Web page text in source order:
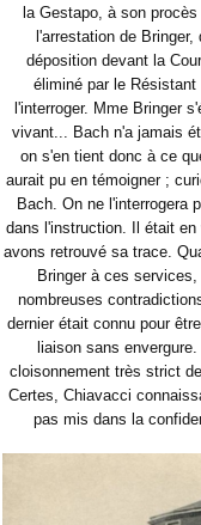
la Gestapo, à son
l'arrestation de
déposition devant la
éliminé par le
l'interroger. Mme Bringer
vivant... Bach n'a jamais
on s'en tient donc à ce
aurait pu en témoigner ;
Bach. On ne l'interrogera
dans l'instruction. Il était
avons retrouvé sa trace.
Bringer à ces
nombreuses
dernier était connu pour
liaison sans
cloisonnement très strict
Certes, Chiavacci
pas mis dans la